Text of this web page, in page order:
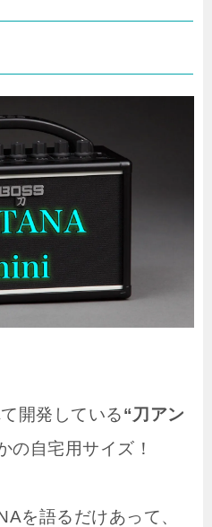
開発している“刀アン
の自宅用サイズ！
を語るだけあって、